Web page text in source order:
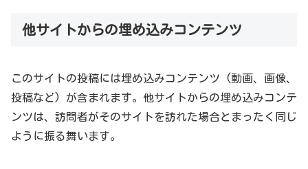
他サイトからの埋め込みコンテンツ
このサイトの投稿には埋め込みコンテンツ (動画、画像、
投稿など) が含まれます。他サイトからの埋め込みコンテ
ンツは、訪問者がそのサイトを訪れた場合とまったく同じ
ように振る舞います。